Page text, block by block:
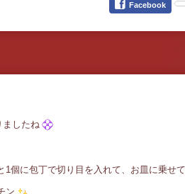
Facebook
ましたね
個に包丁で切り目を入れて、お皿に乗せて
ン